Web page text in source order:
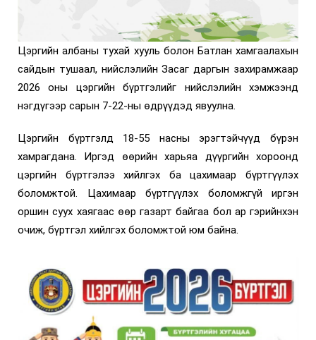
Цэргийн албаны тухай хууль болон Батлан хамгаалахын
сайдын тушаал, нийслэлийн Засаг даргын захирамжаар
2026 оны цэргийн бүртгэлийг нийслэлийн хэмжээнд
нэгдүгээр сарын 7-22-ны өдрүүдэд явуулна.
Цэргийн бүртгэлд 18-55 насны эрэгтэйчүүд бүрэн
хамрагдана. Иргэд өөрийн харьяа дүүргийн хороонд
цэргийн бүртгэлээ хийлгэх ба цахимаар бүртгүүлэх
боломжтой. Цахимаар бүртгүүлэх боломжгүй иргэн
оршин суух хаягаас өөр газарт байгаа бол ар гэрийнхэн
очиж, бүртгэл хийлгэх боломжтой юм байна.